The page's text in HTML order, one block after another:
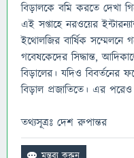
বিড়ালকে বমি করতে দেখা
এই সপ্তাহে নরওয়ের
ইথোলজির বার্ষিক সম্মেলনে
গবেষকেদের সিদ্ধান্ত,
বিড়ালের। যদিও বিবর্তনের
বিড়াল প্রজাতিতে। এর পরেও
তথ্যসূত্রঃ দেশ রুপান্তর